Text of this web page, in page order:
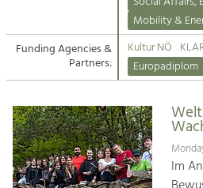
Suche
Impressum
Kontakt
Tourism
Offer Development and Positioning
Art & Culture
Crafts, Science and Research.
Mobility &
Funding Agencies &
Partners:
Kultur NÖ
Europadiplom
Im